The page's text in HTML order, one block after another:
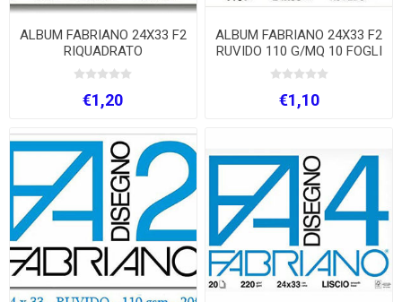
ALBUM FABRIANO 24X33 F2
RIQUADRATO
€1,20
ALBUM FABRIANO 24X33 F2
RUVIDO 110 G/MQ 10 FOGLI
€1,10